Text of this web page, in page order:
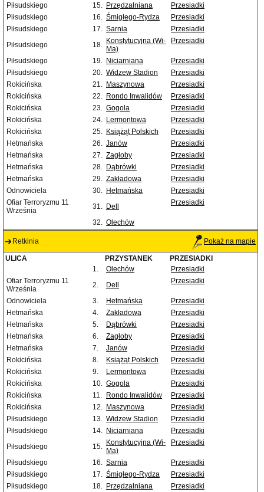
Piłsudskiego
15. Przędzalniana
Przesiadki
Piłsudskiego
16. Śmigłego-Rydza
Przesiadki
Piłsudskiego
17. Sarnia
Przesiadki
Piłsudskiego
18. Konstytucyjna (Wi-
Ma)
Przesiadki
Piłsudskiego 19. Niciarniana
Przesiadki
Piłsudskiego
20. Widzew Stadion
Przesiadki
Rokicińska
21. Maszynowa
Przesiadki
Rokicińska
22. Rondo Inwalidów
Przesiadki
Rokicińska
23. Gogola
Przesiadki
Rokicińska
24. Lermontowa
Przesiadki
Rokicińska
25. Książąt Polskich
Przesiadki
Hetmańska
26. Janów
Przesiadki
Hetmańska
27. Zagłoby
Przesiadki
Hetmańska
28. Dąbrówki
Przesiadki
Hetmańska
29. Zakładowa
Przesiadki
Odnowiciela
30. Hetmańska
Przesiadki
Ofiar Terroryzmu 11
Września
31. Dell Przesiadki
32. Olechów
Retkinia Pokaż na mapie
ULICA PRZYSTANEK
PRZESIADKI
1.
Olechów
Przesiadki
Ofiar Terroryzmu 11
Września
2. Dell Przesiadki
Odnowiciela 3. Hetmańska
Przesiadki
Hetmańska
4. Zakładowa
Przesiadki
Hetmańska
5. Dąbrówki
Przesiadki
Hetmańska
6. Zagłoby
Przesiadki
Hetmańska
7. Janów
Przesiadki
Rokicińska
8. Książąt Polskich
Przesiadki
Rokicińska
9. Lermontowa
Przesiadki
Rokicińska
10. Gogola
Przesiadki
Rokicińska
11. Rondo Inwalidów
Przesiadki
Rokicińska
12. Maszynowa
Przesiadki
Piłsudskiego
13. Widzew Stadion
Przesiadki
Piłsudskiego
14. Niciarniana
Przesiadki
Piłsudskiego
15. Konstytucyjna (Wi-
Ma)
Przesiadki
Piłsudskiego 16. Sarnia
Przesiadki
Piłsudskiego
17. Śmigłego-Rydza
Przesiadki
Piłsudskiego
18. Przędzalniana Przesiadki